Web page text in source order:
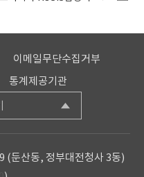
이메일무단수집거부
통계제공기관
(둔산동, 정부대전청사 3동)